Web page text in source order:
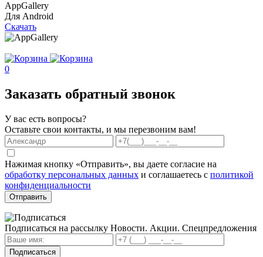
AppGallery
Для Android
Скачать
0
Заказать обратный звонок
У вас есть вопросы?
Оставьте свои контакты, и мы перезвоним вам!
Нажимая кнопку «Отправить», вы даете согласие на
обработку персональных данных и соглашаетесь с политикой
конфиденциальности
Отправить
Подписаться на рассылку Новости. Акции. Спецпредложения
Подписаться